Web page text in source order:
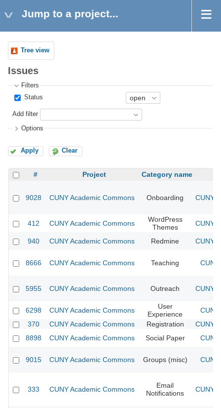
Jump to a project...
Tree view
Issues
Filters
Status
Add filter
Options
Apply Clear
# Project Category name
9028 CUNY Academic Commons Onboarding CUNY
412 CUNY Academic Commons
WordPress
Themes
CUNY
940 CUNY Academic Commons Redmine CUNY
8666 CUNY Academic Commons Teaching
5955 CUNY Academic Commons Outreach CUNY
6298 CUNY Academic Commons
User
Experience
370
CUNY Academic Commons Registration
CUNY
8898
CUNY Academic Commons Social Paper
9015 CUNY Academic Commons Groups (misc)
333 CUNY Academic Commons
Email
Notifications
CUNY